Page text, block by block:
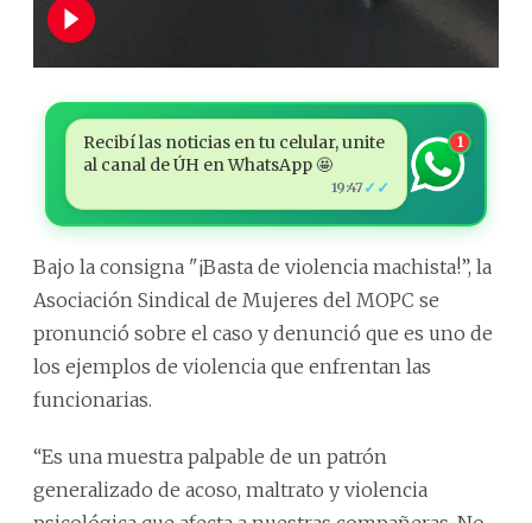
Recibí las noticias en tu celular, unite
al canal de ÚH en WhatsApp 🤩
19:47 ✓✓
1
Bajo la consigna "¡Basta de violencia machista!”, la
Asociación Sindical de Mujeres del MOPC se
pronunció sobre el caso y denunció que es uno de
los ejemplos de violencia que enfrentan las
funcionarias.
“Es una muestra palpable de un patrón
generalizado de acoso, maltrato y violencia